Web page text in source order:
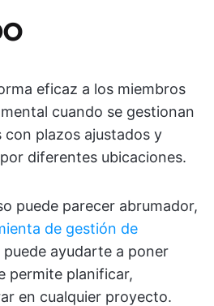
eficaz a los miembros
cuando se gestionan
plazos ajustados y
diferentes ubicaciones.
puede parecer abrumador,
de gestión de
puede ayudarte a poner
permite planificar,
en cualquier proyecto.